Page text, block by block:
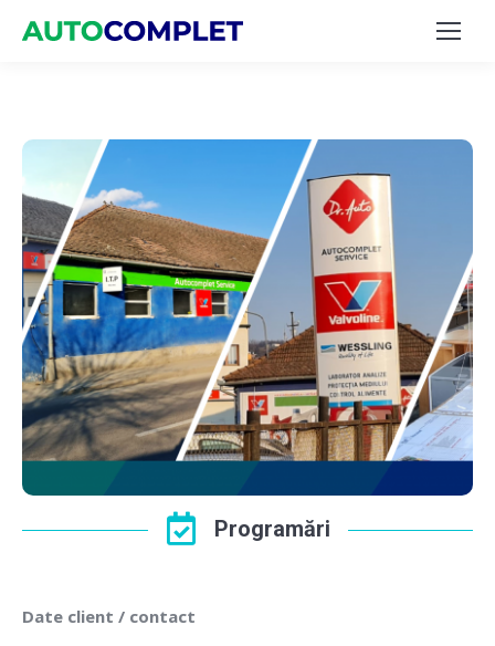
Str. Pavel Chinezu 10, Târgu Mureș, Cod Poștal
Program Service Auto
Luni – Vineri: 7:30 – 22:00 | Sâmbătă: 8:00 – 13:00
Program ITP
Luni – Vineri: 8:00 – 20:00 | Sâmbătă: 8:00 – 13:00
Telefon: 0743.009-146 / 0743.009-147 / 0743.009-
148
Programări
Date client / contact